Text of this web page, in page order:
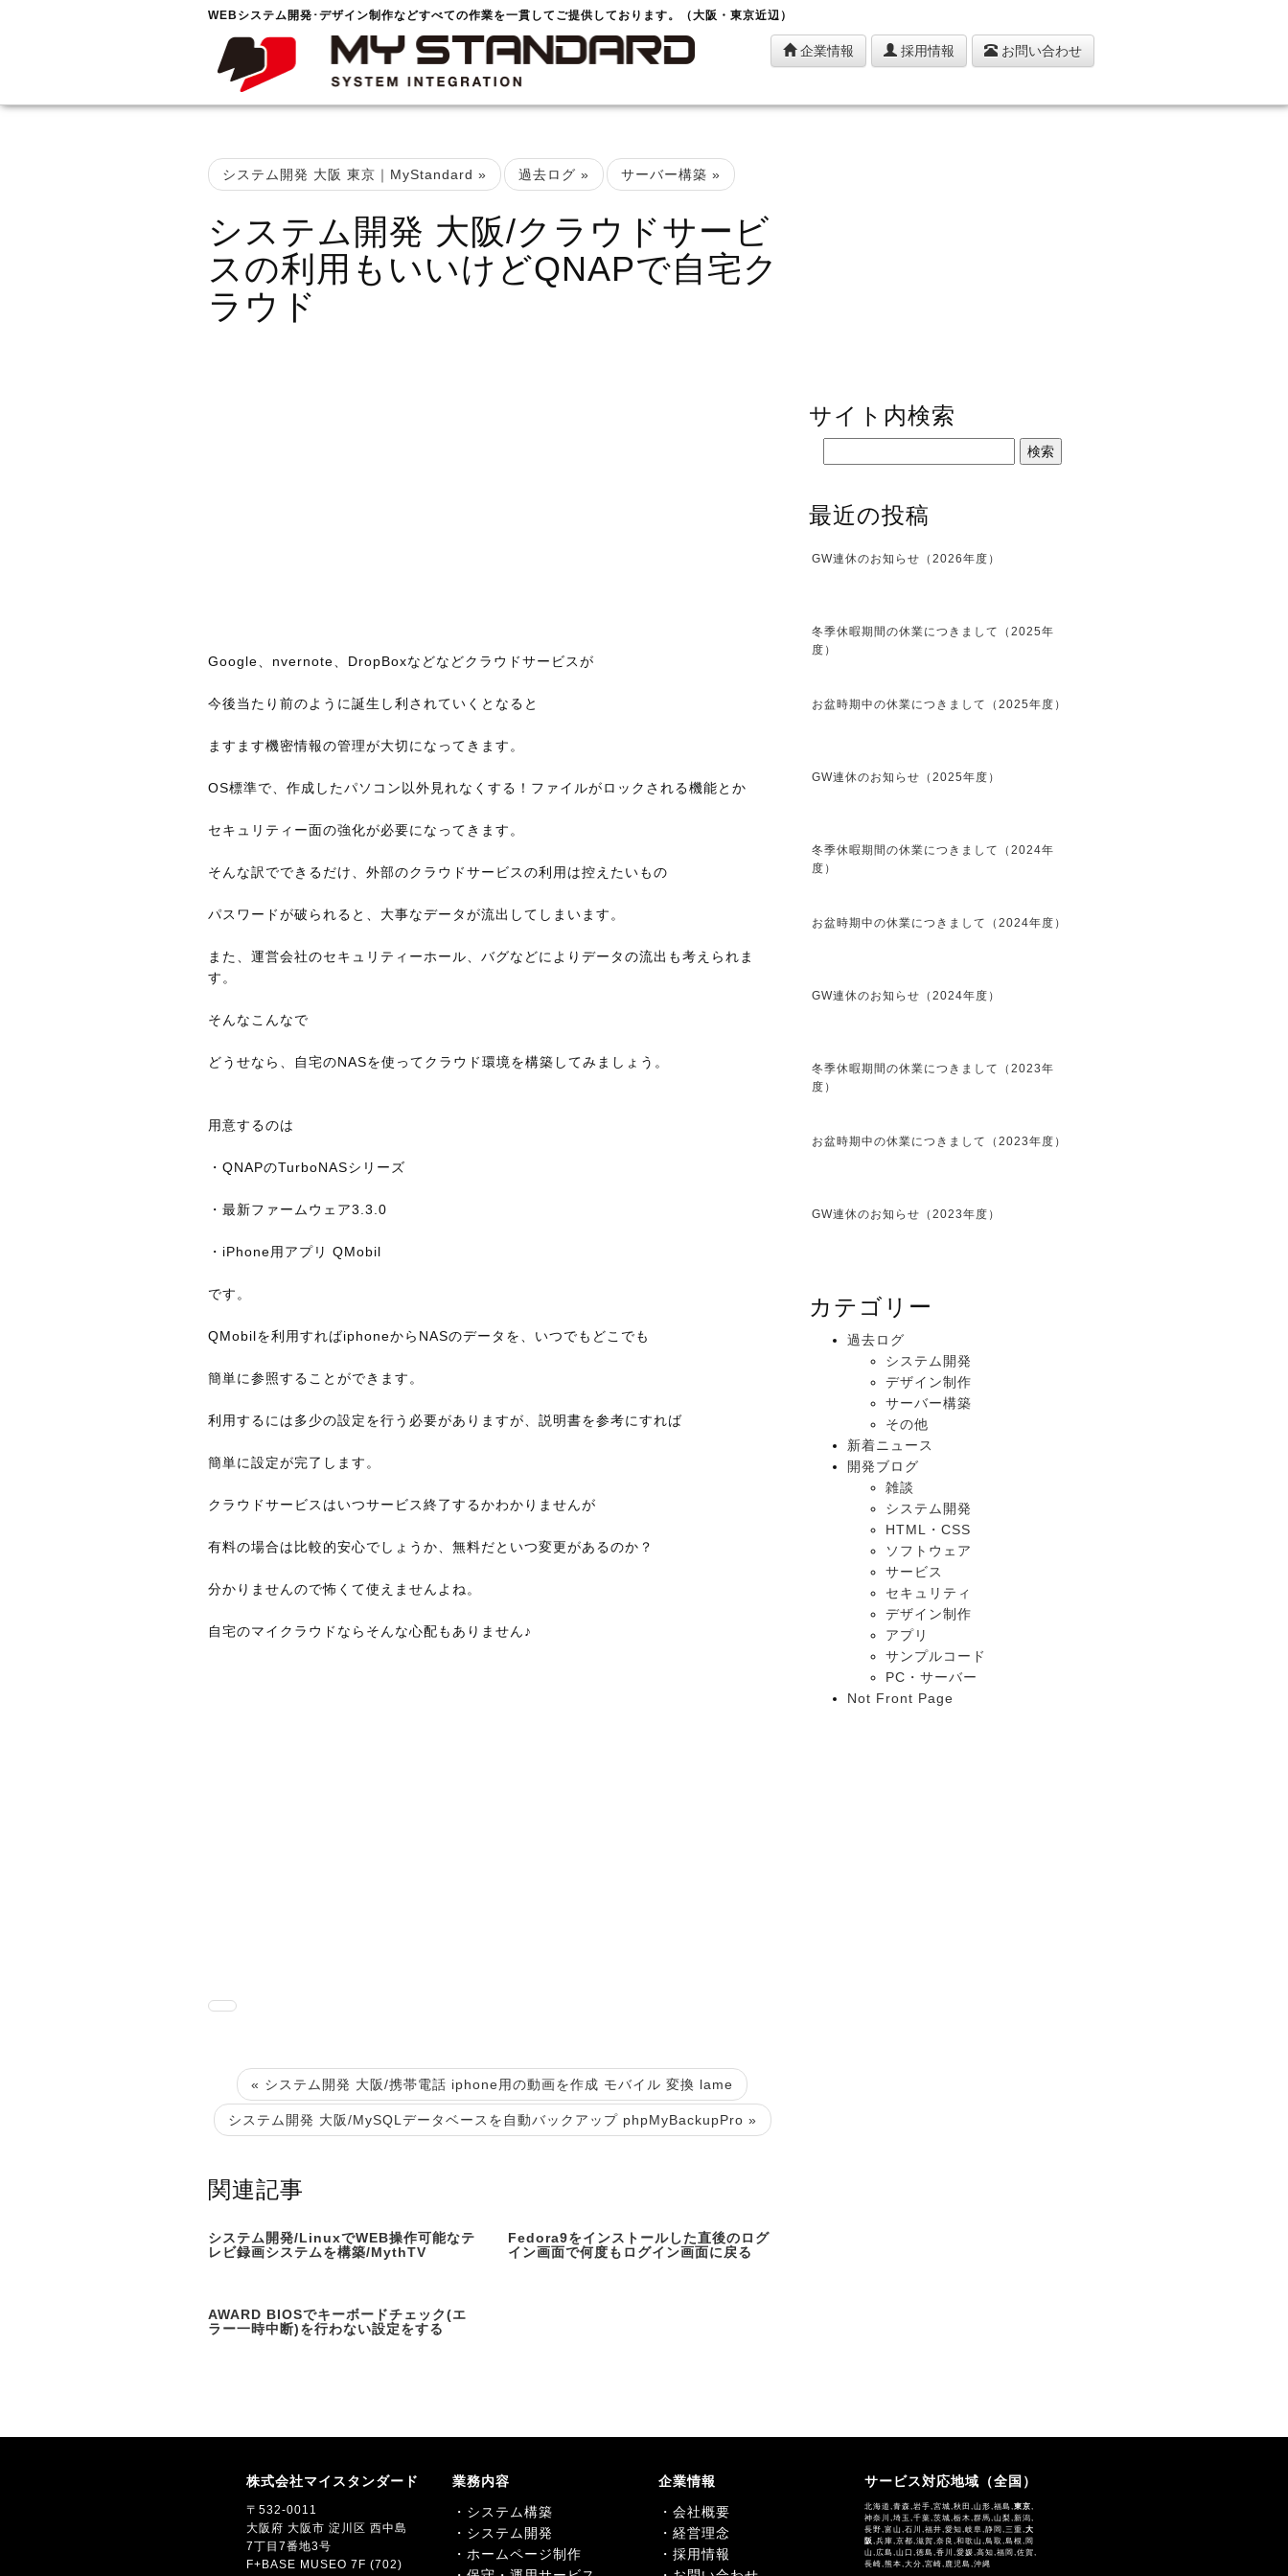
WEBシステム開発･デザイン制作などすべての作業を一貫してご提供しております。（大阪・東京近辺）
企業情報 採用情報 お問い合わせ
システム開発 大阪 東京｜MyStandard » 過去ログ » サーバー構築 »
システム開発 大阪/クラウドサービ
スの利用もいいけどQNAPで自宅ク
ラウド
Google、nvernote、DropBoxなどなどクラウドサービスが
今後当たり前のように誕生し利されていくとなると
ますます機密情報の管理が大切になってきます。
OS標準で、作成したパソコン以外見れなくする！ファイルがロックされる機能とか
セキュリティー面の強化が必要になってきます。
そんな訳でできるだけ、外部のクラウドサービスの利用は控えたいもの
パスワードが破られると、大事なデータが流出してしまいます。
また、運営会社のセキュリティーホール、バグなどによりデータの流出も考えられま
す。
そんなこんなで
どうせなら、自宅のNASを使ってクラウド環境を構築してみましょう。
用意するのは
・QNAPのTurboNASシリーズ
・最新ファームウェア3.3.0
・iPhone用アプリ QMobil
です。
QMobilを利用すればiphoneからNASのデータを、いつでもどこでも
簡単に参照することができます。
利用するには多少の設定を行う必要がありますが、説明書を参考にすれば
簡単に設定が完了します。
クラウドサービスはいつサービス終了するかわかりませんが
有料の場合は比較的安心でしょうか、無料だといつ変更があるのか？
分かりませんので怖くて使えませんよね。
自宅のマイクラウドならそんな心配もありません♪
« システム開発 大阪/携帯電話 iphone用の動画を作成 モバイル 変換 lame
システム開発 大阪/MySQLデータベースを自動バックアップ phpMyBackupPro »
関連記事
システム開発/LinuxでWEB操作可能なテ
レビ録画システムを構築/MythTV
Fedora9をインストールした直後のログ
イン画面で何度もログイン画面に戻る
AWARD BIOSでキーボードチェック(エ
ラー一時中断)を行わない設定をする
サイト内検索
最近の投稿
GW連休のお知らせ（2026年度）
冬季休暇期間の休業につきまして（2025年
度）
お盆時期中の休業につきまして（2025年度）
GW連休のお知らせ（2025年度）
冬季休暇期間の休業につきまして（2024年
度）
お盆時期中の休業につきまして（2024年度）
GW連休のお知らせ（2024年度）
冬季休暇期間の休業につきまして（2023年
度）
お盆時期中の休業につきまして（2023年度）
GW連休のお知らせ（2023年度）
カテゴリー
過去ログ
システム開発
デザイン制作
サーバー構築
その他
新着ニュース
開発ブログ
雑談
システム開発
HTML・CSS
ソフトウェア
サービス
セキュリティ
デザイン制作
アプリ
サンプルコード
PC・サーバー
Not Front Page
株式会社マイスタンダード
〒532-0011
大阪府 大阪市 淀川区 西中島
7丁目7番地3号
F+BASE MUSEO 7F (702)
業務内容
・システム構築
・システム開発
・ホームページ制作
企業情報
・会社概要
・経営理念
・採用情報
サービス対応地域（全国）
北海道,青森,岩手,宮城,秋田,山形,福島,東京,
神奈川,埼玉,千葉,茨城,栃木,群馬,山梨,新潟,
長野,富山,石川,福井,愛知,岐阜,静岡,三重,大
阪,兵庫,京都,滋賀,奈良,和歌山,鳥取,島根,岡
山,広島,山口,徳島,香川,愛媛,高知,福岡,佐賀,
長崎,熊本,大分,宮崎,鹿児島,沖縄